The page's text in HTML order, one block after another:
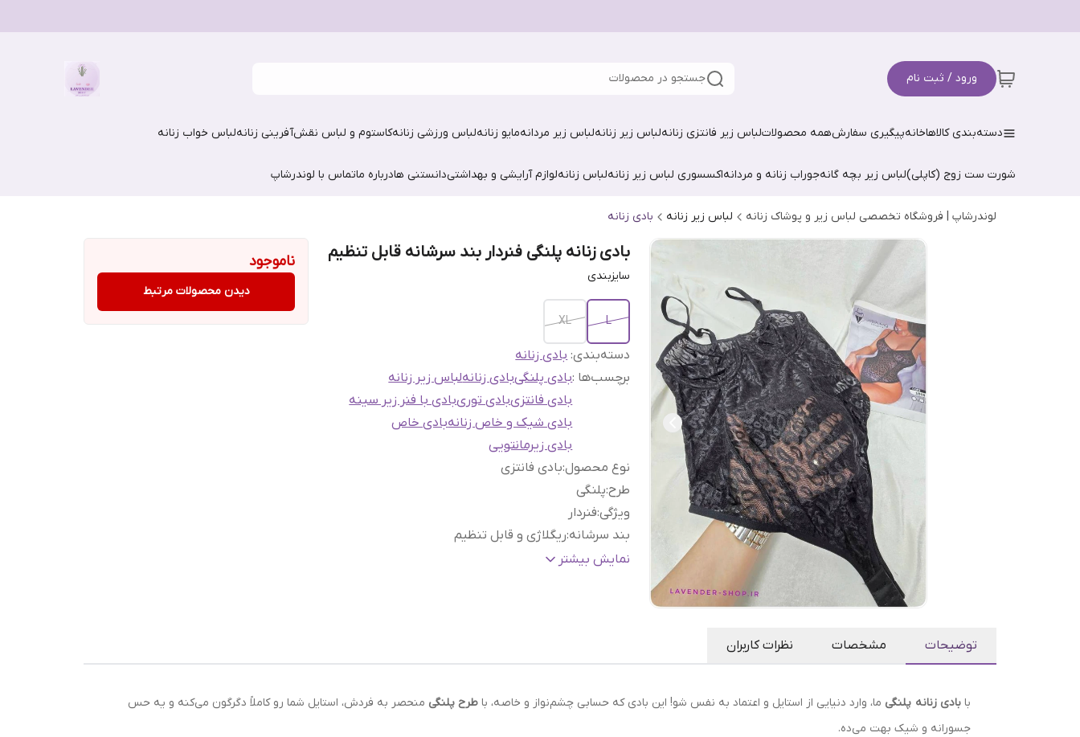
ورود / ثبت نام جستجو در محصولات
دسته‌بندی کالاهاخانهپیگیری سفارشهمه محصولاتلباس زیر فانتزی زنانهلباس زیر زنانهلباس زیر مردانهمایو زنانهلباس ورزشی زنانهکاستوم و لباس نقش‌آفرینی زنانهلباس خواب زنانه
شورت ست زوج (کاپلی)لباس زیر بچه گانهجوراب زنانه و مردانهاکسسوری لباس زیر زنانهلباس زنانهلوازم آرایشی و بهداشتیدانستنی هادرباره ماتماس با لوندرشاپ
لوندرشاپ | فروشگاه تخصصی لباس زیر و پوشاک زنانه لباس زیر زنانه بادی زنانه
بادی زنانه پلنگی فنردار بند سرشانه قابل تنظیم
سایزبندی
L
XL
دسته‌بندی:بادی زنانه
برچسب‌ها :بادی پلنگیبادی زنانهلباس زیر زنانه
بادی فانتزیبادی توریبادی با فنر زیر سینه
بادی شیک و خاص زنانهبادی خاص
بادی زیرمانتویی
نوع محصول:بادی فانتزی
طرح:پلنگی
ویژگی:فنردار
بند سرشانه:ریگلاژی و قابل تنظیم
جنس تور لطیف
نمایش بیشتر
ناموجود
دیدن محصولات مرتبط
توضیحات مشخصات نظرات کاربران
با بادی زنانه پلنگی ما، وارد دنیایی از استایل و اعتماد به نفس شو! این بادی که حسابی چشم‌نواز و خاصه، با طرح پلنگی منحصر به فردش، استایل شما رو کاملاً دگرگون می‌کنه و یه حس
جسورانه و شیک بهت می‌ده.